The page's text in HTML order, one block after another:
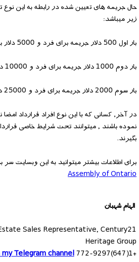
حال جریمه های تعیین شده در رابطه به این نوع
زیر میباشد:
بار اول 500 دلار جریمه برای فرد و 5000 دلار برای شرکت
بار دوم 1000 دلار جریمه برای فرد و 10000 دلار برای شرکت
بار سوم 2000 دلار جریمه برای فرد و 25000 دلار برای شرکت
در آخر, کسانی که با این نوع افراد قرارداد
نموده باشند , میتوانند تحت شرایط خاصی
بگیرند.
برای اطلاعات بیشتر میتوانید به این وبسایت سر
Assembly of Ontario
الهام شهبان
Sales Representative, Century21
Heritage Group
+1(647)772-9297
my Telegram channel